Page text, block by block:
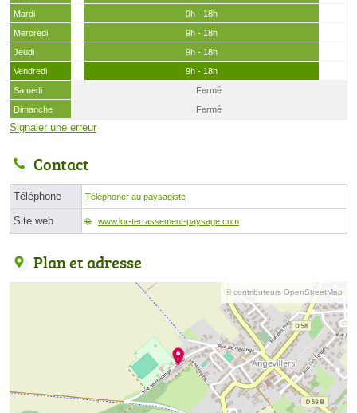
Mardi
9h - 18h
Mercredi
9h - 18h
Jeudi
9h - 18h
Vendredi
9h - 18h
Samedi
Fermé
Dimanche
Fermé
Signaler une erreur
Contact
Téléphone Téléphoner au paysagiste
Site web www.lor-terrassement-paysage.com
Plan et adresse
© contributeurs OpenStreetMap